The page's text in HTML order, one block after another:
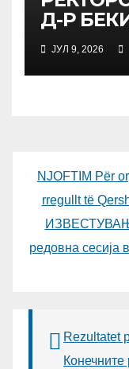
Д-Р
ОДРЖА
СО
ЈУЛ 9, 2026
NJOFTIM Për
rregullt të
редовна сесија
Rezultatet
Конечните